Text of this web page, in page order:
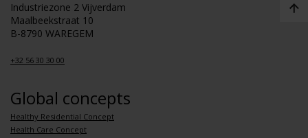
Industriezone 2 Vijverdam
Maalbeekstraat 10
B-8790 WAREGEM
+32 56 30 30 00
Global concepts
Healthy Residential Concept
Health Care Concept